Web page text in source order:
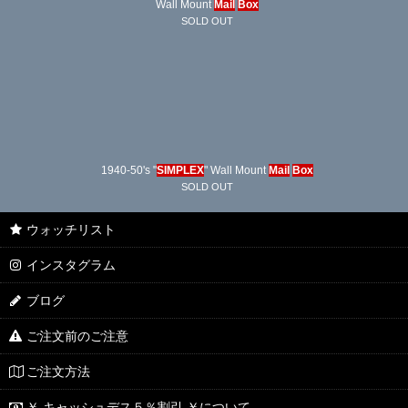
Wall Mount Mail Box
SOLD OUT
1940-50's "SIMPLEX" Wall Mount Mail Box
SOLD OUT
ウォッチリスト
インスタグラム
ブログ
ご注文前のご注意
ご注文方法